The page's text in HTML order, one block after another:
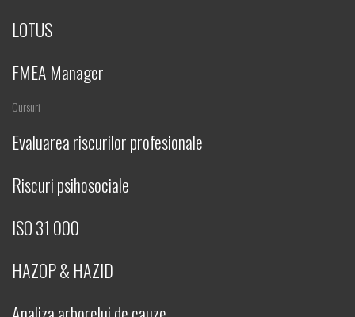
LOTUS
FMEA Manager
Cursuri
Evaluarea riscurilor profesionale
Riscuri psihosociale
ISO 31 000
HAZOP & HAZID